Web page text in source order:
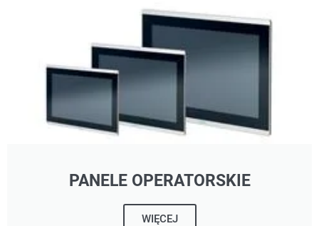
PANELE OPERATORSKIE
WIĘCEJ